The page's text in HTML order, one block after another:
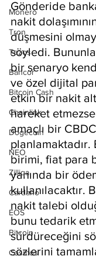
Monero
Tron
Tezos
Bancor
Bitcoin Cash
Chainlink
Dogecoin
NEO
Zilliqa
Cardano
EOS
Bitcoin
Cosmos
Gönderide
nakit
düşmesini
söyledi.
bir senaryo
ve özel dijital
etkin bir nakit
hareket
amaçlı bir
birimi, fiat para
yanında bir
kullanılacaktır.
nakit talebi
bunu tedarik
sürdüreceğini
sözlerini